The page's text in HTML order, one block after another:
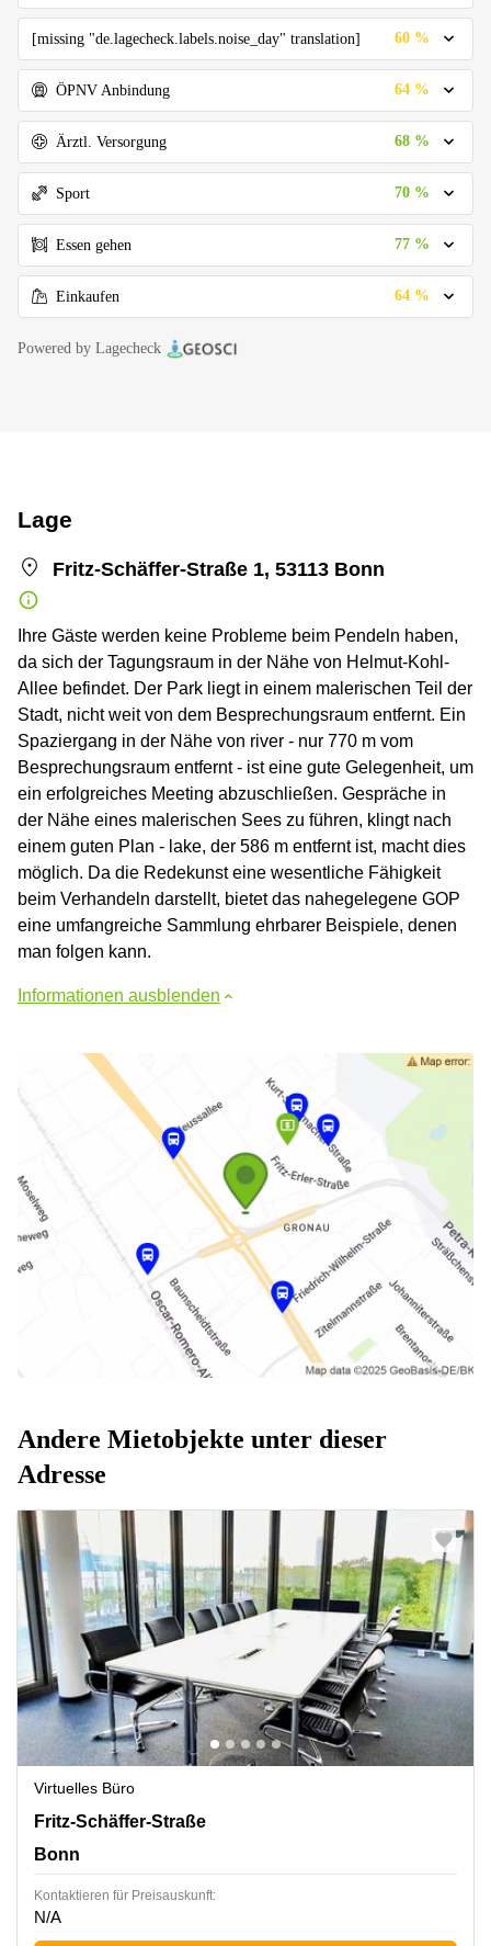
[missing "de.lagecheck.labels.noise_day" translation] 60 %
ÖPNV Anbindung 64 %
Ärztl. Versorgung 68 %
Sport 70 %
Essen gehen 77 %
Einkaufen 64 %
Powered by Lagecheck
Lage
Fritz-Schäffer-Straße 1, 53113 Bonn
Ihre Gäste werden keine Probleme beim Pendeln haben,
da sich der Tagungsraum in der Nähe von Helmut-Kohl-
Allee befindet. Der Park liegt in einem malerischen Teil der
Stadt, nicht weit von dem Besprechungsraum entfernt. Ein
Spaziergang in der Nähe von river - nur 770 m vom
Besprechungsraum entfernt - ist eine gute Gelegenheit, um
ein erfolgreiches Meeting abzuschließen. Gespräche in
der Nähe eines malerischen Sees zu führen, klingt nach
einem guten Plan - lake, der 586 m entfernt ist, macht dies
möglich. Da die Redekunst eine wesentliche Fähigkeit
beim Verhandeln darstellt, bietet das nahegelegene GOP
eine umfangreiche Sammlung ehrbarer Beispiele, denen
man folgen kann.
Informationen ausblenden
Andere Mietobjekte unter dieser
Adresse
Virtuelles Büro
Fritz-Schäffer-Straße 1, Bonn
Fritz-Schäffer-Straße
Bonn
Kontaktieren für Preisauskunft:
N/A